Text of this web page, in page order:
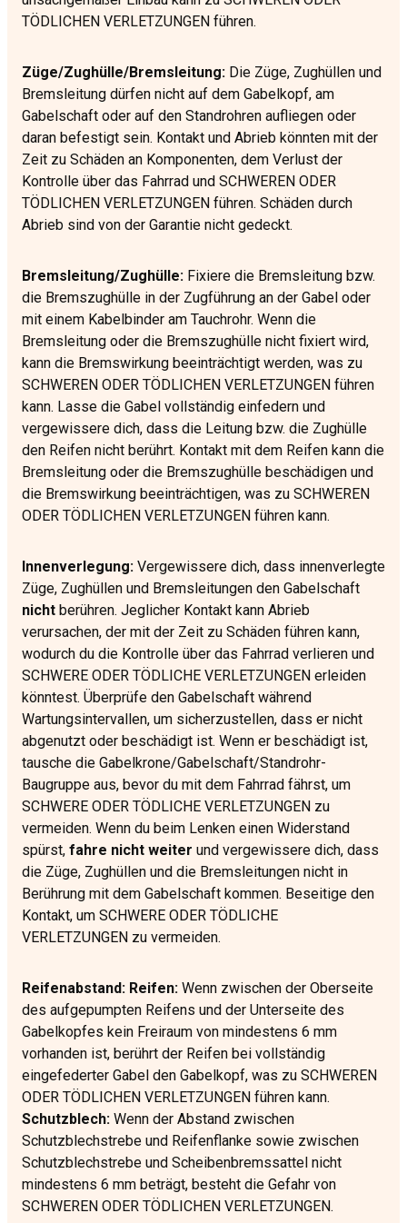
TÖDLICHEN VERLETZUNGEN führen.
Züge/Zughülle/Bremsleitung: Die Züge, Zughüllen und
Bremsleitung dürfen nicht auf dem Gabelkopf, am
Gabelschaft oder auf den Standrohren aufliegen oder
daran befestigt sein. Kontakt und Abrieb könnten mit der
Zeit zu Schäden an Komponenten, dem Verlust der
Kontrolle über das Fahrrad und SCHWEREN ODER
TÖDLICHEN VERLETZUNGEN führen. Schäden durch
Abrieb sind von der Garantie nicht gedeckt.
Bremsleitung/Zughülle: Fixiere die Bremsleitung bzw.
die Bremszughülle in der Zugführung an der Gabel oder
mit einem Kabelbinder am Tauchrohr. Wenn die
Bremsleitung oder die Bremszughülle nicht fixiert wird,
kann die Bremswirkung beeinträchtigt werden, was zu
SCHWEREN ODER TÖDLICHEN VERLETZUNGEN führen
kann. Lasse die Gabel vollständig einfedern und
vergewissere dich, dass die Leitung bzw. die Zughülle
den Reifen nicht berührt. Kontakt mit dem Reifen kann die
Bremsleitung oder die Bremszughülle beschädigen und
die Bremswirkung beeinträchtigen, was zu SCHWEREN
ODER TÖDLICHEN VERLETZUNGEN führen kann.
Innenverlegung: Vergewissere dich, dass innenverlegte
Züge, Zughüllen und Bremsleitungen den Gabelschaft
nicht berühren. Jeglicher Kontakt kann Abrieb
verursachen, der mit der Zeit zu Schäden führen kann,
wodurch du die Kontrolle über das Fahrrad verlieren und
SCHWERE ODER TÖDLICHE VERLETZUNGEN erleiden
könntest. Überprüfe den Gabelschaft während
Wartungsintervallen, um sicherzustellen, dass er nicht
abgenutzt oder beschädigt ist. Wenn er beschädigt ist,
tausche die Gabelkrone/Gabelschaft/Standrohr-
Baugruppe aus, bevor du mit dem Fahrrad fährst, um
SCHWERE ODER TÖDLICHE VERLETZUNGEN zu
vermeiden. Wenn du beim Lenken einen Widerstand
spürst, fahre nicht weiter und vergewissere dich, dass
die Züge, Zughüllen und die Bremsleitungen nicht in
Berührung mit dem Gabelschaft kommen. Beseitige den
Kontakt, um SCHWERE ODER TÖDLICHE
VERLETZUNGEN zu vermeiden.
Reifenabstand: Reifen: Wenn zwischen der Oberseite
des aufgepumpten Reifens und der Unterseite des
Gabelkopfes kein Freiraum von mindestens 6 mm
vorhanden ist, berührt der Reifen bei vollständig
eingefederter Gabel den Gabelkopf, was zu SCHWEREN
ODER TÖDLICHEN VERLETZUNGEN führen kann.
Schutzblech: Wenn der Abstand zwischen
Schutzblechstrebe und Reifenflanke sowie zwischen
Schutzblechstrebe und Scheibenbremssattel nicht
mindestens 6 mm beträgt, besteht die Gefahr von
SCHWEREN ODER TÖDLICHEN VERLETZUNGEN.